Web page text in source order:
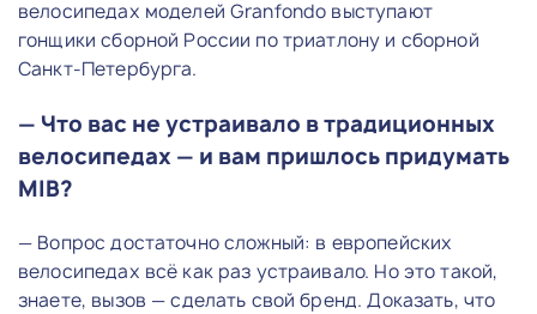
велосипедах моделей Granfondo выступают
гонщики сборной России по триатлону и сборной
Санкт-Петербурга.
— Что вас не устраивало в традиционных
велосипедах — и вам пришлось придумать
MIB?
— Вопрос достаточно сложный: в европейских
велосипедах всё как раз устраивало. Но это такой,
знаете, вызов — сделать свой бренд. Доказать, что